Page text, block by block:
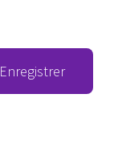
Enregistrer